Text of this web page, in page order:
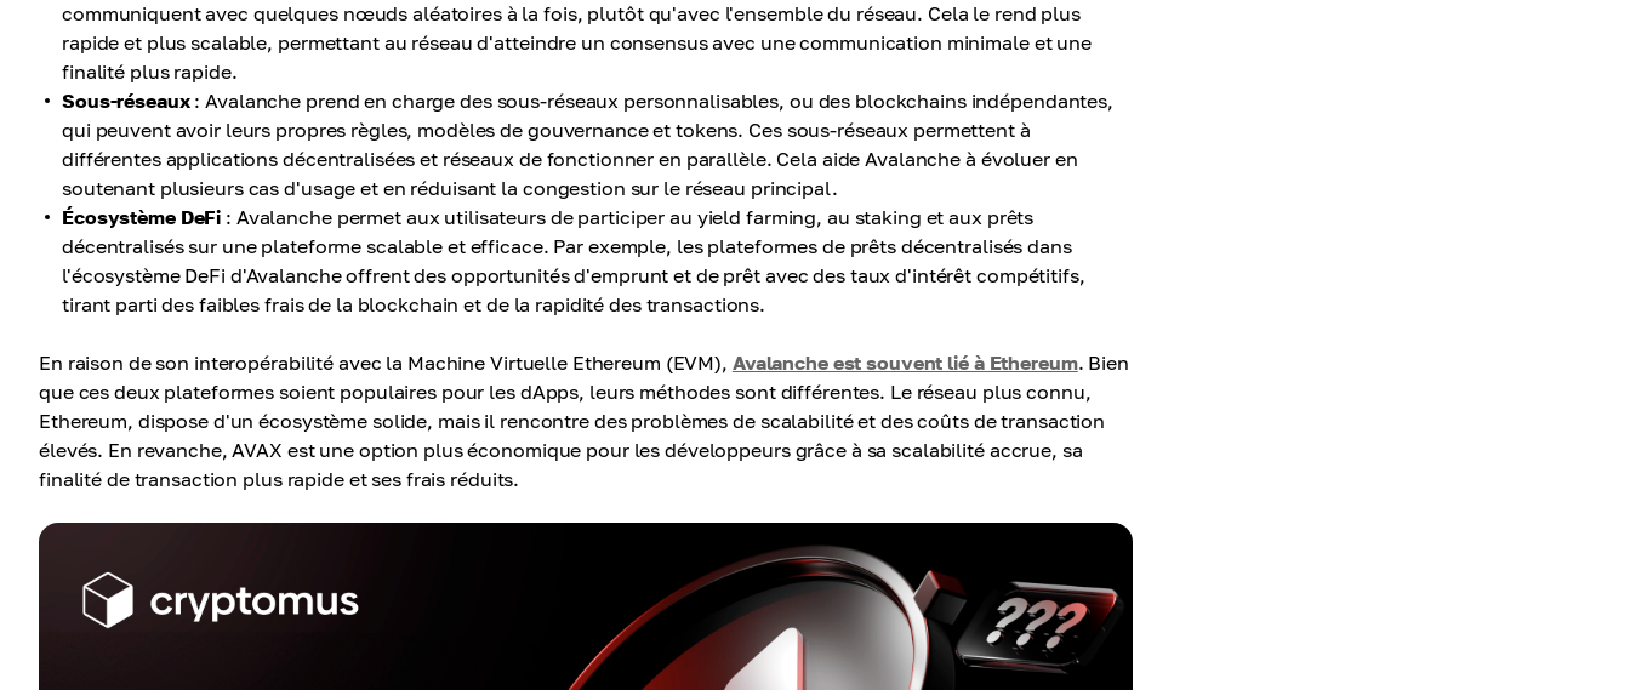
communiquent avec quelques nœuds aléatoires à la fois, plutôt qu'avec l'ensemble du réseau. Cela le rend plus
rapide et plus scalable, permettant au réseau d'atteindre un consensus avec une communication minimale et une
finalité plus rapide.
Sous-réseaux: Avalanche prend en charge des sous-réseaux personnalisables, ou des blockchains indépendantes,
qui peuvent avoir leurs propres règles, modèles de gouvernance et tokens. Ces sous-réseaux permettent à
différentes applications décentralisées et réseaux de fonctionner en parallèle. Cela aide Avalanche à évoluer en
soutenant plusieurs cas d'usage et en réduisant la congestion sur le réseau principal.
Écosystème DeFi : Avalanche permet aux utilisateurs de participer au yield farming, au staking et aux prêts
décentralisés sur une plateforme scalable et efficace. Par exemple, les plateformes de prêts décentralisés dans
l'écosystème DeFi d'Avalanche offrent des opportunités d'emprunt et de prêt avec des taux d'intérêt compétitifs,
tirant parti des faibles frais de la blockchain et de la rapidité des transactions.
En raison de son interopérabilité avec la Machine Virtuelle Ethereum (EVM), Avalanche est souvent lié à Ethereum. Bien
que ces deux plateformes soient populaires pour les dApps, leurs méthodes sont différentes. Le réseau plus connu,
Ethereum, dispose d'un écosystème solide, mais il rencontre des problèmes de scalabilité et des coûts de transaction
élevés. En revanche, AVAX est une option plus économique pour les développeurs grâce à sa scalabilité accrue, sa
finalité de transaction plus rapide et ses frais réduits.